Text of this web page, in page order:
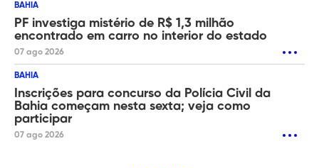
BAHIA
PF investiga mistério de R$ 1,3 milhão
encontrado em carro no interior do estado
07 ago 2026
BAHIA
Inscrições para concurso da Polícia Civil da
Bahia começam nesta sexta; veja como
participar
07 ago 2026